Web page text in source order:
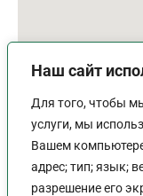
Наш сайт
Для того, чтобы
услуги, мы
Вашем
адрес; тип; язык;
разрешение его